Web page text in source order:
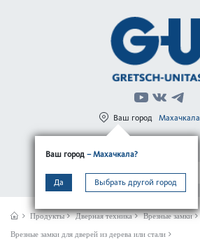
Ваш город – Махачкала?
Да Выбрать другой город
Ваш город Махачкала
МЕНЮ
Продукты Дверная техника Врезные замки
Врезные замки для дверей из дерева или стали